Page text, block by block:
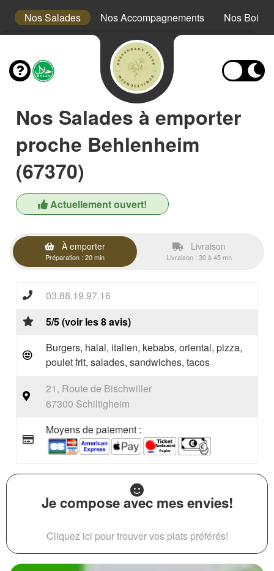
Nos Salades Nos Accompagnements Nos
Nos Salades à emporter
proche Behlenheim
(67370)
Actuellement ouvert!
À emporter
Préparation : 20 min
Livraison
Livraison : 30 à 45 mn
03.88.19.97.16
5/5 (voir les 8 avis)
Burgers, halal, italien, kebabs, oriental, pizza,
poulet frit, salades, sandwiches, tacos
21, Route de Bischwiller
67300 Schiltigheim
Moyens de paiement :
Je compose avec mes envies!
Cliquez ici pour trouver vos plats préférés!